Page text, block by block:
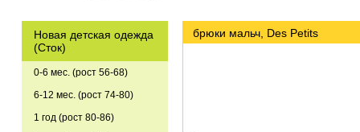
Новая детская одежда
(Сток)
0-6 мес. (рост 56-68)
6-12 мес. (рост 74-80)
1 год (рост 80-86)
брюки мальч, Des Petits